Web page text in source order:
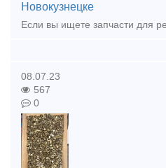
Новокузнецке
08.07.23
567
0